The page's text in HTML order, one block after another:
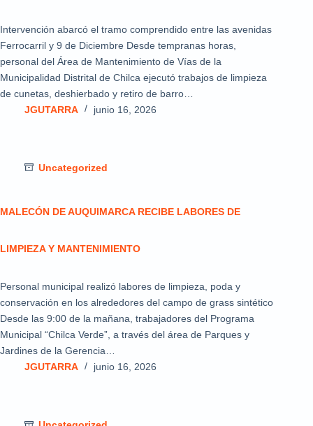
Intervención abarcó el tramo comprendido entre las avenidas
Ferrocarril y 9 de Diciembre Desde tempranas horas,
personal del Área de Mantenimiento de Vías de la
Municipalidad Distrital de Chilca ejecutó trabajos de limpieza
de cunetas, deshierbado y retiro de barro…
JGUTARRA
junio 16, 2026
Uncategorized
MALECÓN DE AUQUIMARCA RECIBE LABORES DE
LIMPIEZA Y MANTENIMIENTO
Personal municipal realizó labores de limpieza, poda y
conservación en los alrededores del campo de grass sintético
Desde las 9:00 de la mañana, trabajadores del Programa
Municipal “Chilca Verde”, a través del área de Parques y
Jardines de la Gerencia…
JGUTARRA
junio 16, 2026